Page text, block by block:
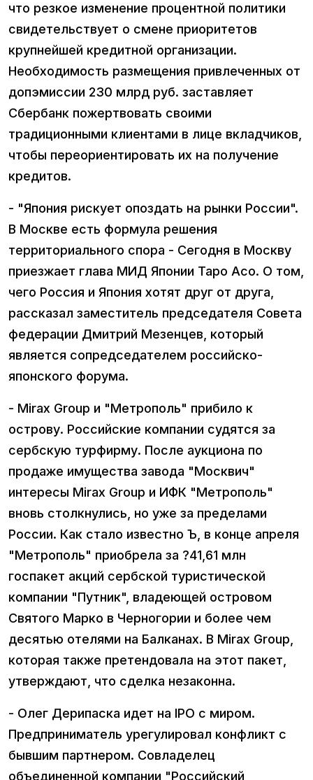
что резкое изменение процентной политики
свидетельствует о смене приоритетов
крупнейшей кредитной организации.
Необходимость размещения привлеченных от
допэмиссии 230 млрд руб. заставляет
Сбербанк пожертвовать своими
традиционными клиентами в лице вкладчиков,
чтобы переориентировать их на получение
кредитов.
- "Япония рискует опоздать на рынки России".
В Москве есть формула решения
территориального спора - Сегодня в Москву
приезжает глава МИД Японии Таро Асо. О том,
чего Россия и Япония хотят друг от друга,
рассказал заместитель председателя Совета
федерации Дмитрий Мезенцев, который
является сопредседателем российско-
японского форума.
- Mirax Group и "Метрополь" прибило к
острову. Российские компании судятся за
сербскую турфирму. После аукциона по
продаже имущества завода "Москвич"
интересы Mirax Group и ИФК "Метрополь"
вновь столкнулись, но уже за пределами
России. Как стало известно Ъ, в конце апреля
"Метрополь" приобрела за ?41,61 млн
госпакет акций сербской туристической
компании "Путник", владеющей островом
Святого Марко в Черногории и более чем
десятью отелями на Балканах. В Mirax Group,
которая также претендовала на этот пакет,
утверждают, что сделка незаконна.
- Олег Дерипаска идет на IPO с миром.
Предприниматель урегулировал конфликт с
бывшим партнером. Совладелец
объединенной компании "Российский